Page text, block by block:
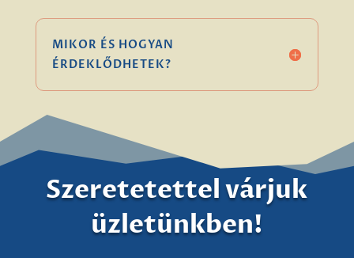
MIKOR ÉS HOGYAN
ÉRDEKLŐDHETEK?
Szeretetettel várjuk
üzletünkben!